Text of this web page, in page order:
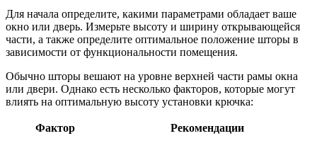
Для начала определите, какими параметрами обладает ваше
окно или дверь. Измерьте высоту и ширину открывающейся
части, а также определите оптимальное положение шторы в
зависимости от функциональности помещения.
Обычно шторы вешают на уровне верхней части рамы окна
или двери. Однако есть несколько факторов, которые могут
влиять на оптимальную высоту установки крючка:
Фактор Рекомендации